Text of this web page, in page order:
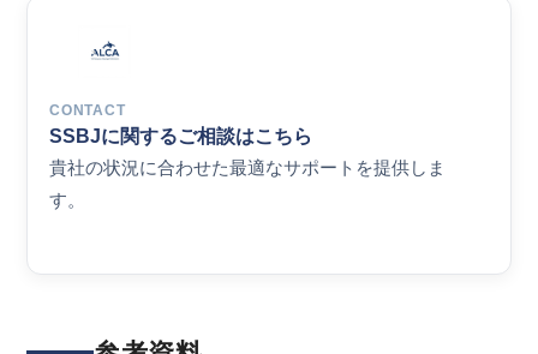
CONTACT
SSBJに関するご相談はこちら
貴社の状況に合わせた最適なサポートを提供しま
す。